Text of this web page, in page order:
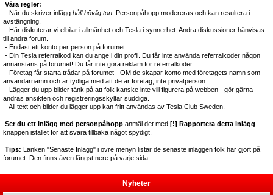
Våra regler:
- När du skriver inlägg håll hövlig ton. Personpåhopp modereras och kan resultera i
avstängning.
- Här diskuterar vi elbilar i allmänhet och Tesla i synnerhet. Andra diskussioner hänvisas
till andra forum.
- Endast ett konto per person på forumet.
- Din Tesla referralkod kan du ange i din profil. Du får inte använda referralkoder någon
annanstans på forumet! Du får inte göra reklam för referralkoder.
- Företag får starta trådar på forumet - OM de skapar konto med företagets namn som
användarnamn och är tydliga med att de är företag, inte privatperson.
- Lägger du upp bilder tänk på att folk kanske inte vill figurera på webben - gör gärna
andras ansikten och registreringsskyltar suddiga.
- All text och bilder du lägger upp kan fritt användas av Tesla Club Sweden.
Ser du ett inlägg med personpåhopp anmäl det med [!] Rapportera detta inlägg
knappen istället för att svara tillbaka något spydigt.
Tips: Länken "Senaste Inlägg" i övre menyn listar de senaste inläggen folk har gjort på
forumet. Den finns även längst nere på varje sida.
Nyheter